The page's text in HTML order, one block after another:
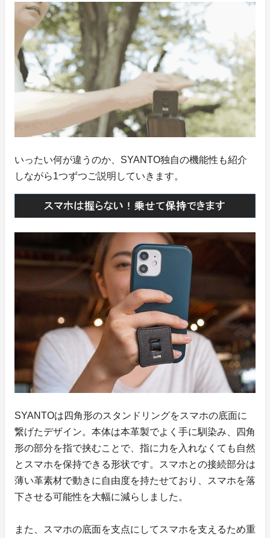
いったい何が違うのか、SYANTO独自の機能性も紹介
しながら1つずつご説明していきます。
SYANTOは四角形のスタンドリングをスマホの底面に
繋げたデザイン。本体は本革製でよく手に馴染み、四角
形の部分を指で挟むことで、指に力を入れなくても自然
とスマホを保持できる形状です。スマホとの接続部分は
薄い革素材で動きに自由度を持たせており、スマホを落
下させる可能性を大幅に減らしました。
また、スマホの底面を支点にしてスマホを支えるため重